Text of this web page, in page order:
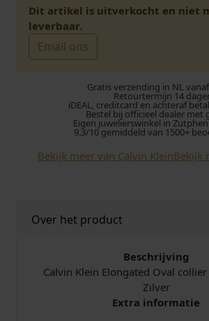
s
r
o
n
k
i
j
k
Dit artikel is uitverkocht en niet
leverbaar.
Email ons
Gratis verzending in NL
Retourtermijn 14
iDEAL, creditcard en achteraf
Bestel bij officieel dealer met
Eigen juwelierswinkel in
9.3/10 gemiddeld van 1500+
Bekijk meer van Calvin KleinBekijk
Over het product
Beschrijving
Calvin Klein Elongated Oval
Zilver
Extra informatie